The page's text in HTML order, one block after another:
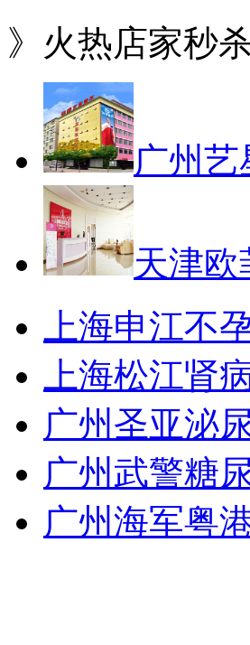
》火热店家秒
广州
天津
上海申江不
上海松江肾
广州圣亚泌
广州武警糖
广州海军粤